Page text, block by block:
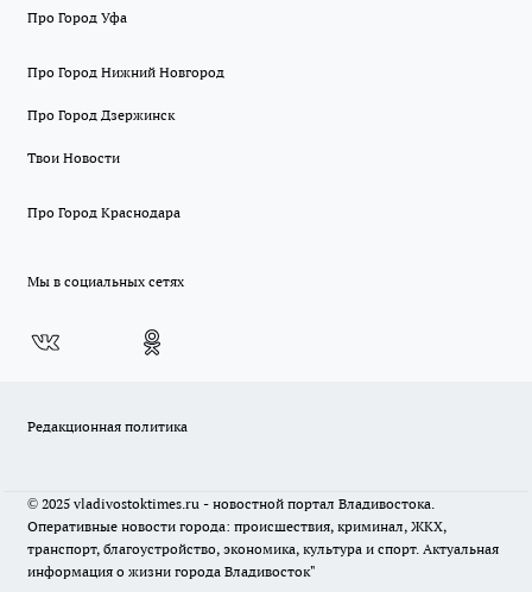
Про Город Уфа
Про Город Нижний Новгород
Про Город Дзержинск
Твои Новости
Про Город Краснодара
Мы в социальных сетях
Редакционная политика
© 2025 vladivostoktimes.ru - новостной портал Владивостока.
Оперативные новости города: происшествия, криминал, ЖКХ,
транспорт, благоустройство, экономика, культура и спорт. Актуальная
информация о жизни города Владивосток"